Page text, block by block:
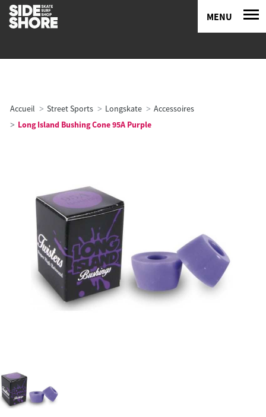
MENU
Accueil Street Sports Longskate
Accessoires
Long Island Bushing Cone 95A Purple